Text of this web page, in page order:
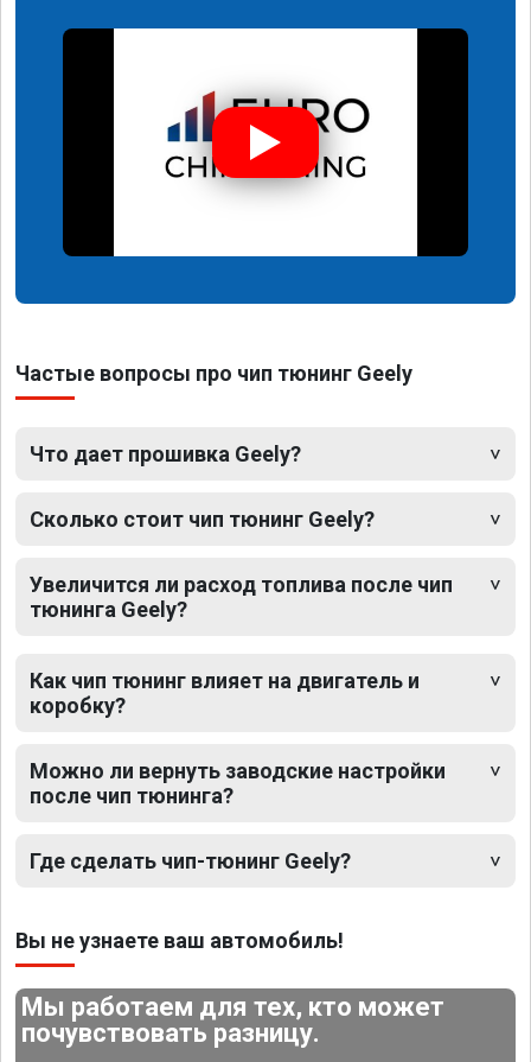
Частые вопросы про чип тюнинг Geely
Что дает прошивка Geely?
Сколько стоит чип тюнинг Geely?
Увеличится ли расход топлива после чип
тюнинга Geely?
Как чип тюнинг влияет на двигатель и
коробку?
Можно ли вернуть заводские настройки
после чип тюнинга?
Где сделать чип-тюнинг Geely?
Вы не узнаете ваш автомобиль!
Мы работаем для тех, кто может
почувствовать разницу.